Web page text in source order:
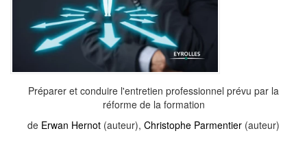
Préparer et conduire l'entretien professionnel prévu par la
réforme de la formation
de Erwan Hernot (auteur), Christophe Parmentier (auteur)